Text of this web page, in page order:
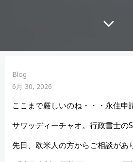
Blog
6月 30, 2026
ここまで厳しいのね・・・永住申
サワッディーチャオ。行政書士の
先日、欧米人の方からご相談があ